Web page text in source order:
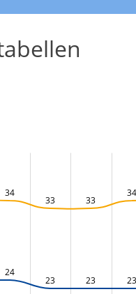
34
33 33
34
24
23 23 23